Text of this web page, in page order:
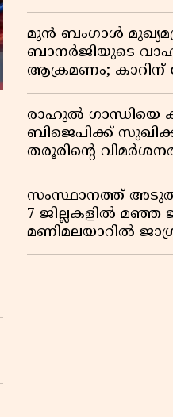
മുൻ ബംഗാൾ
ബാനർജിയുടെ
ആക്രമണം; കാറിന്
പാഞ്ഞുകയറി
രാഹുൽ ഗാന്ധിയെ
ബിജെപിക്ക്
തരൂരിന്റെ
മറുപടിയുമായി കെ
വേണുഗോപാൽ
സംസ്ഥാനത്ത്
7 ജില്ലകളിൽ മഞ്ഞ
മണിമലയാറിൽ